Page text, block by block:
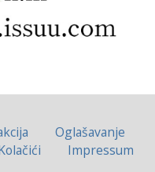
Oglašavanje
Impressum